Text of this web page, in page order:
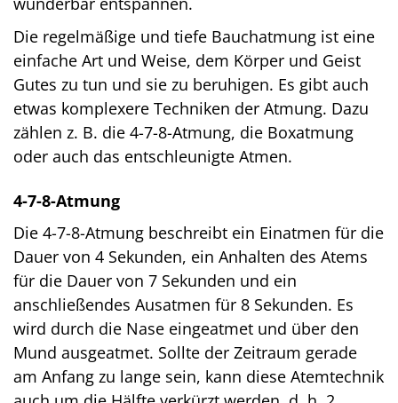
Die regelmäßige und tiefe Bauchatmung ist eine
einfache Art und Weise, dem Körper und Geist
Gutes zu tun und sie zu beruhigen. Es gibt auch
etwas komplexere Techniken der Atmung. Dazu
zählen z. B. die 4-7-8-Atmung, die Boxatmung
oder auch das entschleunigte Atmen.
4-7-8-Atmung
Die 4-7-8-Atmung beschreibt ein Einatmen für die
Dauer von 4 Sekunden, ein Anhalten des Atems
für die Dauer von 7 Sekunden und ein
anschließendes Ausatmen für 8 Sekunden. Es
wird durch die Nase eingeatmet und über den
Mund ausgeatmet. Sollte der Zeitraum gerade
am Anfang zu lange sein, kann diese Atemtechnik